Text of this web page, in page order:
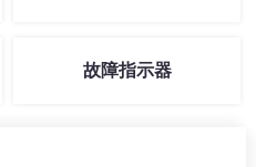
故障指示器